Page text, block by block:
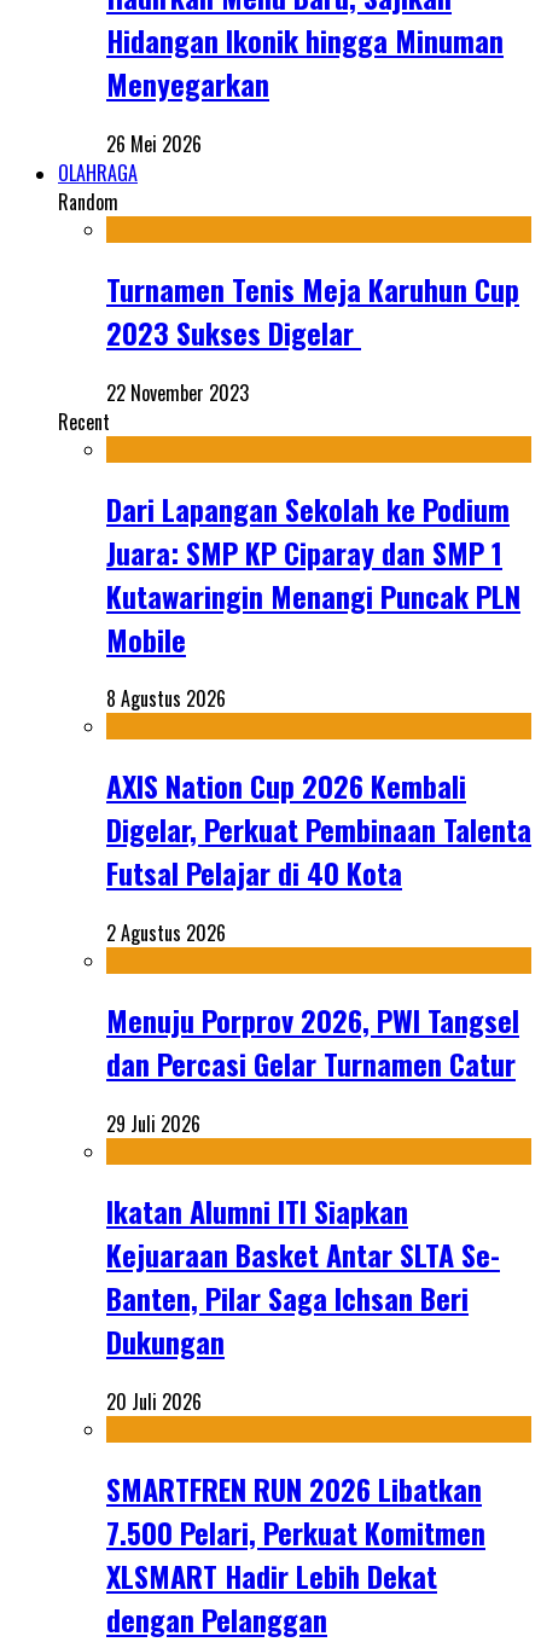
Hidangan Ikonik hingga Minuman
Menyegarkan
26 Mei 2026
OLAHRAGA
Random
Turnamen Tenis Meja Karuhun Cup
2023 Sukses Digelar
22 November 2023
Recent
Dari Lapangan Sekolah ke Podium
Juara: SMP KP Ciparay dan SMP 1
Kutawaringin Menangi Puncak PLN
Mobile
8 Agustus 2026
AXIS Nation Cup 2026 Kembali
Digelar, Perkuat Pembinaan Talenta
Futsal Pelajar di 40 Kota
2 Agustus 2026
Menuju Porprov 2026, PWI Tangsel
dan Percasi Gelar Turnamen Catur
29 Juli 2026
Ikatan Alumni ITI Siapkan
Kejuaraan Basket Antar SLTA Se-
Banten, Pilar Saga Ichsan Beri
Dukungan
20 Juli 2026
SMARTFREN RUN 2026 Libatkan
7.500 Pelari, Perkuat Komitmen
XLSMART Hadir Lebih Dekat
dengan Pelanggan